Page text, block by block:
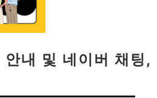
내 및 네이버 채팅,